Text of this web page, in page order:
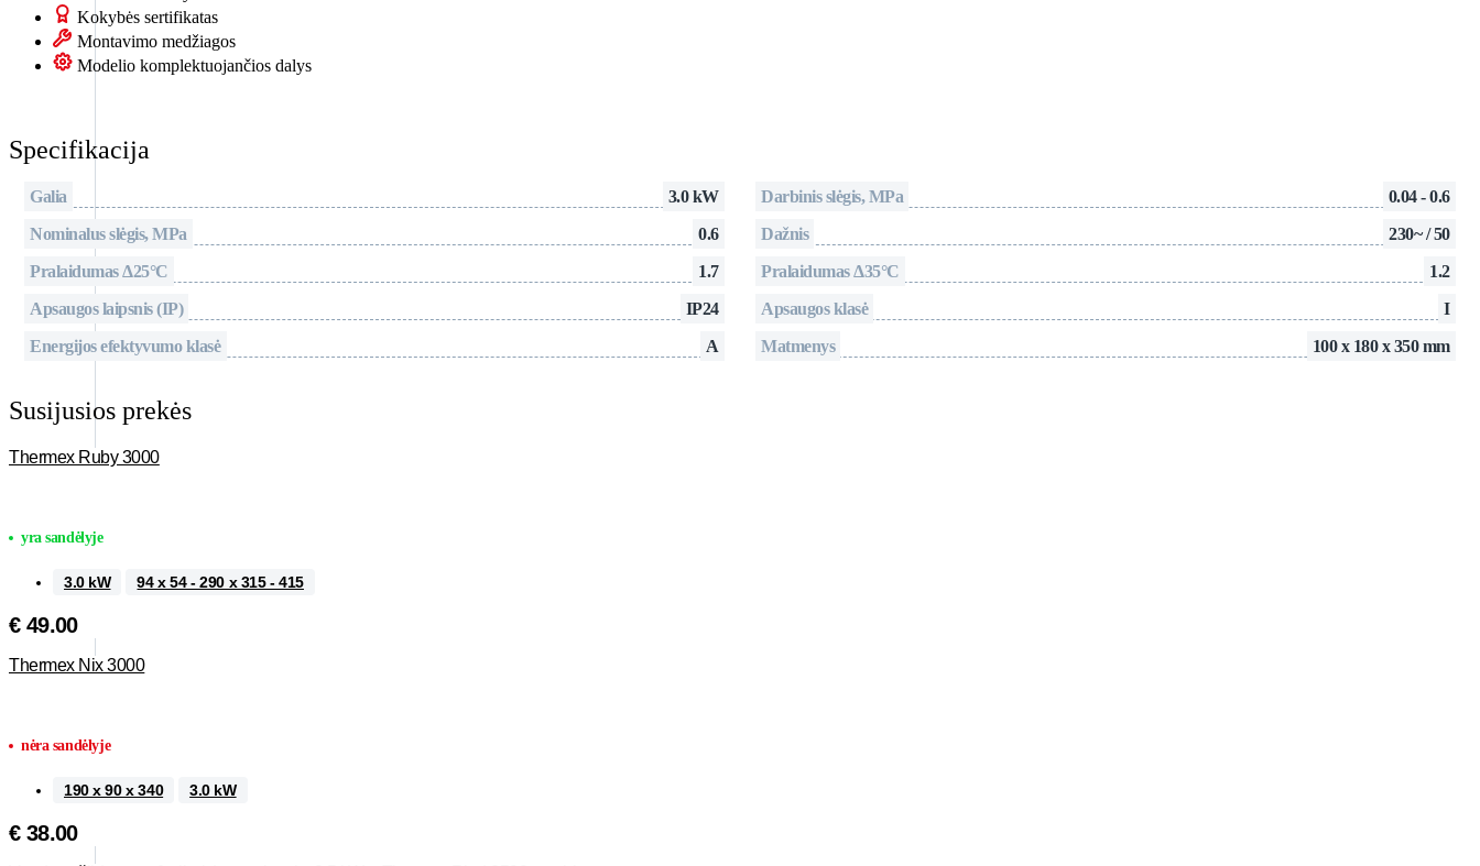
Kokybės sertifikatas
Montavimo medžiagos
Modelio komplektuojančios dalys
Specifikacija
Galia 3.0 kW Darbinis slėgis, MPa
0.04 - 0.6
Nominalus slėgis, MPa
0.6 Dažnis
230~ / 50
Pralaidumas Δ25°C
1.7 Pralaidumas Δ35°C
1.2
Apsaugos laipsnis (IP)
IP24 Apsaugos klasė
I
Energijos efektyvumo klasė
A Matmenys 100 x 180 x 350 mm
Susijusios prekės
Thermex Ruby 3000
yra sandėlyje
3.0 kW 94 x 54 - 290 x 315 - 415
€49.00
Thermex Nix 3000
nėra sandėlyje
190 x 90 x 340 3.0 kW
€38.00